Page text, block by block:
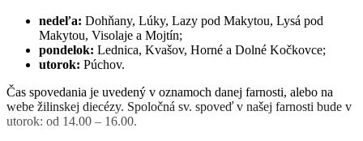
06:30
za + Štefana Mazáka
17:30
za + Josefa a Irenu
nedeľa: Dohňany, Lúky, Lazy pod Makytou, Lysá pod
Makytou, Visolaje a Mojtín;
pondelok: Lednica, Kvašov, Horné a Dolné Kočkovce;
utorok: Púchov.
Čas spovedania je uvedený v oznamoch danej farnosti, alebo na
webe žilinskej diecézy. Spoločná sv. spoveď v našej farnosti bude v
utorok: od 14.00 – 16.00.